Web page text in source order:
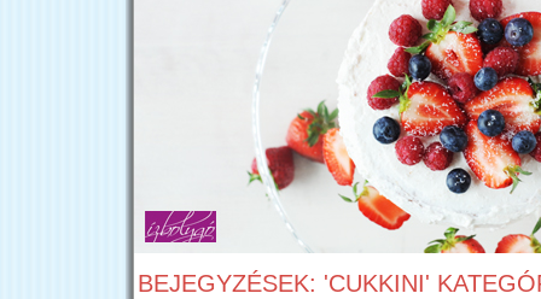
BEJEGYZÉSEK: 'CUKKINI'